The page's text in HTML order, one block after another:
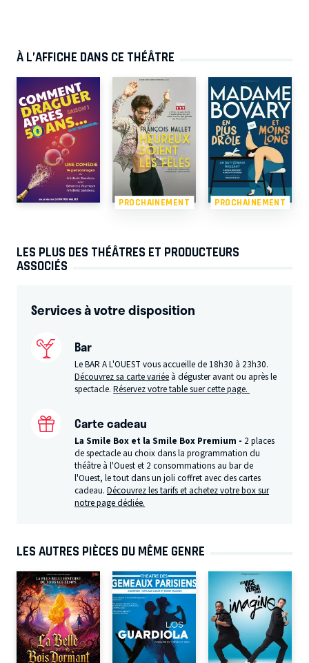
À L’AFFICHE DANS CE THÉÂTRE
PROCHAINEMENT PROCHAINEMENT
LES PLUS DES THÉÂTRES ET PRODUCTEURS
ASSOCIÉS
Services à votre disposition
Bar
Le BAR A L'OUEST vous accueille de 18h30 à 23h30.
Découvrez sa carte variée à déguster avant ou après le
spectacle.Réservez votre table suer cette page.
Carte cadeau
La Smile Box et la Smile Box Premium - 2 places
de spectacle au choix dans la programmation du
théâtre à l'Ouest et 2 consommations au bar de
l'Ouest, le tout dans un joli coffret avec des cartes
cadeau.Découvrez les tarifs et achetez votre box sur
notre page dédiée.
LES AUTRES PIÈCES DU MÊME GENRE